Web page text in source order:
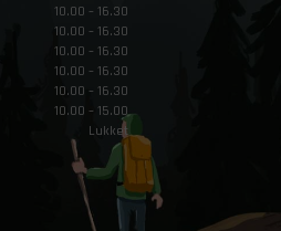
10.00 – 16.30
10.00 – 16.30
10.00 – 16.30
10.00 – 16.30
10.00 – 16.30
10.00 – 15.00
Lukket